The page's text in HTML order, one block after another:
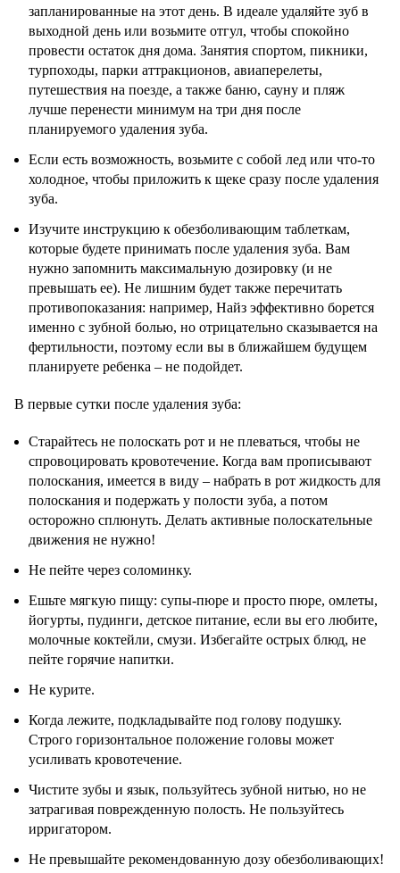
запланированные на этот день. В идеале удаляйте зуб в
выходной день или возьмите отгул, чтобы спокойно
провести остаток дня дома. Занятия спортом, пикники,
турпоходы, парки аттракционов, авиаперелеты,
путешествия на поезде, а также баню, сауну и пляж
лучше перенести минимум на три дня после
планируемого удаления зуба.
Если есть возможность, возьмите с собой лед или что-то
холодное, чтобы приложить к щеке сразу после удаления
зуба.
Изучите инструкцию к обезболивающим таблеткам,
которые будете принимать после удаления зуба. Вам
нужно запомнить максимальную дозировку (и не
превышать ее). Не лишним будет также перечитать
противопоказания: например, Найз эффективно борется
именно с зубной болью, но отрицательно сказывается на
фертильности, поэтому если вы в ближайшем будущем
планируете ребенка – не подойдет.
В первые сутки после удаления зуба:
Старайтесь не полоскать рот и не плеваться, чтобы не
спровоцировать кровотечение. Когда вам прописывают
полоскания, имеется в виду – набрать в рот жидкость для
полоскания и подержать у полости зуба, а потом
осторожно сплюнуть. Делать активные полоскательные
движения не нужно!
Не пейте через соломинку.
Ешьте мягкую пищу: супы-пюре и просто пюре, омлеты,
йогурты, пудинги, детское питание, если вы его любите,
молочные коктейли, смузи. Избегайте острых блюд, не
пейте горячие напитки.
Не курите.
Когда лежите, подкладывайте под голову подушку.
Строго горизонтальное положение головы может
усиливать кровотечение.
Чистите зубы и язык, пользуйтесь зубной нитью, но не
затрагивая поврежденную полость. Не пользуйтесь
ирригатором.
Не превышайте рекомендованную дозу обезболивающих!